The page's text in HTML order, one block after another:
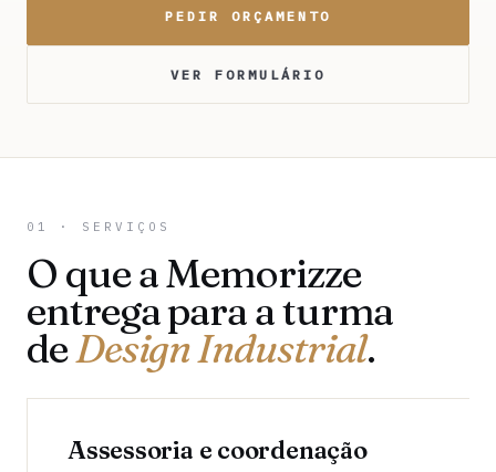
PEDIR ORÇAMENTO
VER FORMULÁRIO
01 · SERVIÇOS
O que a Memorizze
entrega para a turma
deDesign Industrial.
Assessoria e coordenação